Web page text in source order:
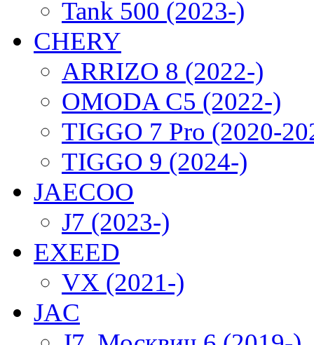
Tank 500 (2023-)
CHERY
ARRIZO 8 (2022-)
OMODA C5 (2022-)
TIGGO 7 Pro (2020-
TIGGO 9 (2024-)
JAECOO
J7 (2023-)
EXEED
VX (2021-)
JAC